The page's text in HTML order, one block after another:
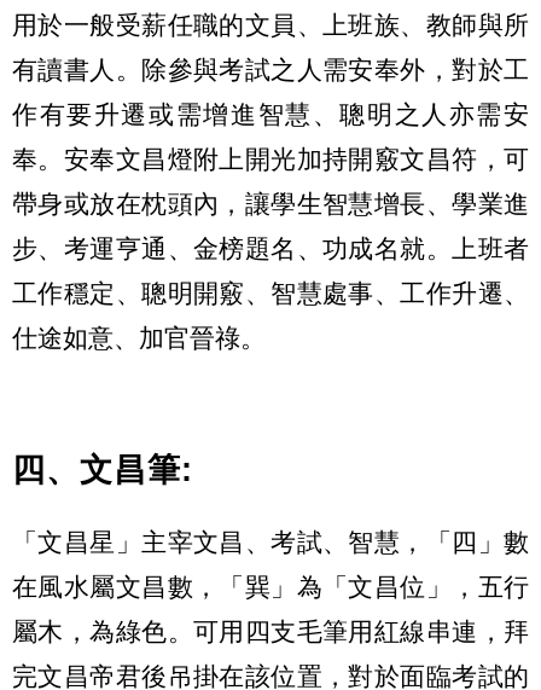
用於一般受薪任職的文員、上班族、教師與所
有讀書人。除參與考試之人需安奉外，對於工
作有要升遷或需增進智慧、聰明之人亦需安
奉。安奉文昌燈附上開光加持開竅文昌符，可
帶身或放在枕頭內，讓學生智慧增長、學業進
步、考運亨通、金榜題名、功成名就。上班者
工作穩定、聰明開竅、智慧處事、工作升遷、
仕途如意、加官晉祿。
四、文昌筆:
「文昌星」主宰文昌、考試、智慧，「四」數
在風水屬文昌數，「巽」為「文昌位」，五行
屬木，為綠色。可用四支毛筆用紅線串連，拜
完文昌帝君後吊掛在該位置，對於面臨考試的